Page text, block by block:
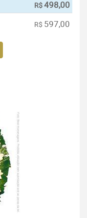
R$498,00
R$ 597,00